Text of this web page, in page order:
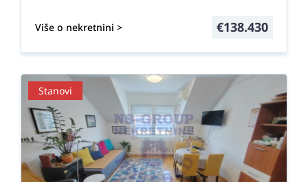
Više o nekretnini > €138.430
Stanovi